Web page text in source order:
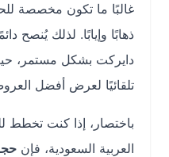
غالبًا ما تكون مخصصة
ذهابًا وإيابًا. لذلك يُنصح دائمًا
دايركت بشكل مستمر، حيث يتم
تلقائيًا لعرض أفضل العروض
باختصار، إذا كنت تخطط للسفر
العربية السعودية، فإنحجز